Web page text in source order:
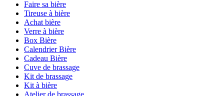
Faire sa bière
Tireuse à bière
Achat bière
Verre à bière
Box Bière
Calendrier Bière
Cadeau Bière
Cuve de brassage
Kit de brassage
Kit à bière
Atelier de brassage